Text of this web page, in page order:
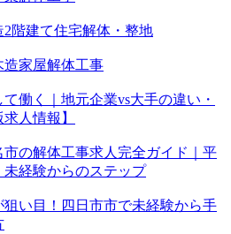
階建て住宅解体・整地
造家屋解体工事
働く｜地元企業vs大手の違い・
人情報】
市の解体工事求人完全ガイド｜平
経験からのステップ
い目！四日市市で未経験から手